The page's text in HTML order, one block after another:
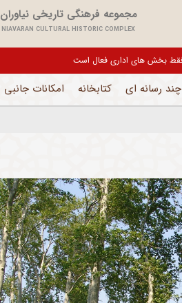
مجموعه فرهنگی تاریخی نیاوران
NIAVARAN CULTURAL HISTORIC COMPLEX
چند رسانه ای کتابخانه امکانات جانبی